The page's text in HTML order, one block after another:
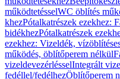
működtetésselWC öblítés
khezPótalkatrészek ezekhez:
bidékhezPótalkatrészek
ezekhez: Vizeldék,
működés, öblítőperem nélkül
vizeldevezérlésselIntegrált
fedéllel/fedélhezÖblítőperem